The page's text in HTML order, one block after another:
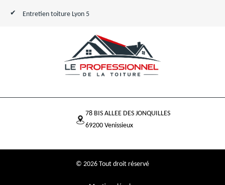
Entretien toiture Lyon 5
78 BIS ALLEE DES JONQUILLES
69200 Venissieux
© 2026 Tout droit réservé